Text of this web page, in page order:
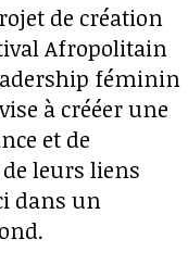
de création
Afropolitain
féminin
à crééer une
et de
leurs liens
dans un